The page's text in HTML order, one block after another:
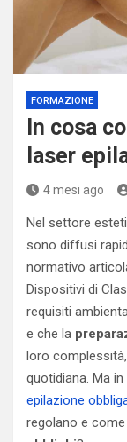
FORMAZIONE
In cosa
laser
4 mesi ago
Nel settore
sono diffusi
normativo
Dispositivi di
requisiti
e che la
loro
quotidiana. Ma
epilazione
regolano e